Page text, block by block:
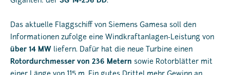
Das aktuelle Flaggschiff von Siemens Gamesa soll den
Informationen zufolge eine Windkraftanlagen-Leistung von
über 14 MW liefern. Dafür hat die neue Turbine einen
Rotordurchmesser von 236 Metern sowie Rotorblätter mit